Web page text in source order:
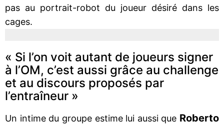
pas au portrait-robot du joueur désiré dans les
cages.
« Si l’on voit autant de joueurs signer
à l’OM, c’est aussi grâce au challenge
et au discours proposés par
l’entraîneur »
Un intime du groupe estime lui aussi que Roberto